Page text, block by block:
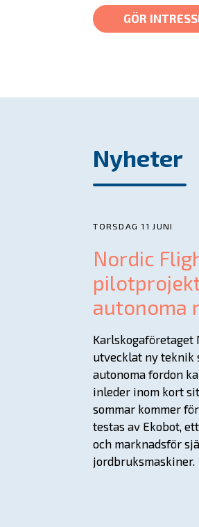
GÖR
Nyheter
TORSDAG 11 JUNI
Nordic
autonoma
Karlskogaföretaget
utvecklat ny teknik
autonoma fordon
inleder inom kort
sommar kommer
testas av Ekobot,
och marknadsför
jordbruksmaskiner.